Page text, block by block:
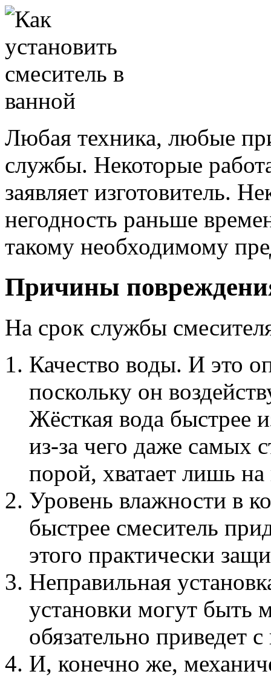
Любая техника, любые
службы. Некоторые
заявляет изготовитель.
негодность раньше
такому необходимому
Причины
На срок службы
Качество воды. И это
поскольку он
Жёсткая вода быстрее
из-за чего даже самых
порой, хватает лишь на
Уровень влажности в
быстрее смеситель
этого практически
Неправильная
установки могут быть
обязательно приведет
И, конечно же,